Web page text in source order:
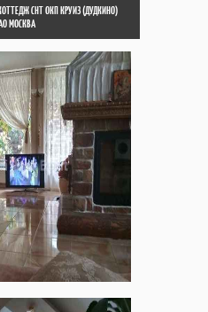
СНТ ОКП КРУИЗ (ДУДКИНО)
МОСКВА